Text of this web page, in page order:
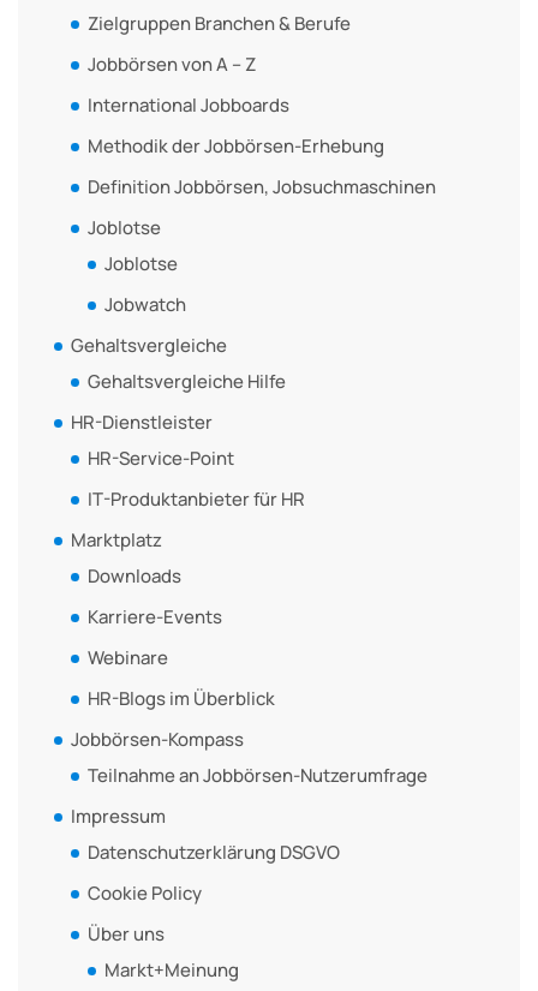
Zielgruppen Branchen & Berufe
Jobbörsen von A – Z
International Jobboards
Methodik der Jobbörsen-Erhebung
Definition Jobbörsen, Jobsuchmaschinen
Joblotse
Joblotse
Jobwatch
Gehaltsvergleiche
Gehaltsvergleiche Hilfe
HR-Dienstleister
HR-Service-Point
IT-Produktanbieter für HR
Marktplatz
Downloads
Karriere-Events
Webinare
HR-Blogs im Überblick
Jobbörsen-Kompass
Teilnahme an Jobbörsen-Nutzerumfrage
Impressum
Datenschutzerklärung DSGVO
Cookie Policy
Über uns
Markt+Meinung